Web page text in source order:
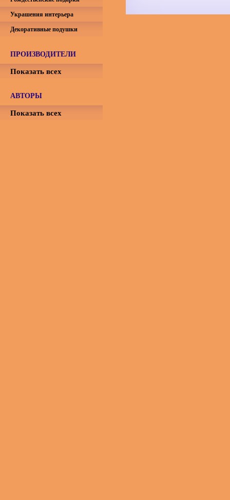
Украшения интерьера
Декоративные подушки
ПРОИЗВОДИТЕЛИ
Показать всех
АВТОРЫ
Показать всех